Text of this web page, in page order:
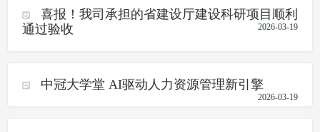
喜报！我司承担的省建设厅建设科研项目顺利
通过验收
2026-03-19
中冠大学堂 AI驱动人力资源管理新引擎
2026-03-19